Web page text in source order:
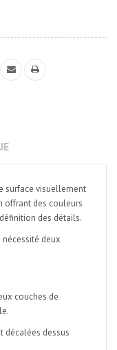
surface visuellement
offrant des couleurs
des détails.
nécessité deux
couches de
décalées dessus